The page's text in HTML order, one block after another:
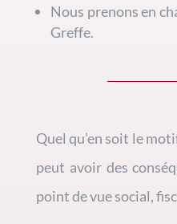
Nous prenons en
Greffe.
Quel qu’en soit le
peut avoir des
point de vue social,